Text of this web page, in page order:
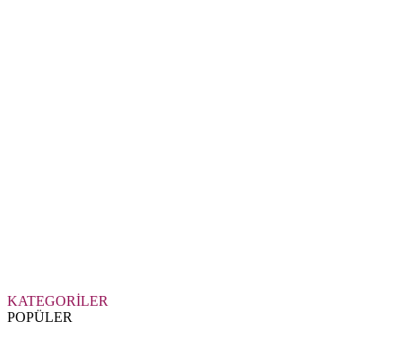
KATEGORİLER
POPÜLER